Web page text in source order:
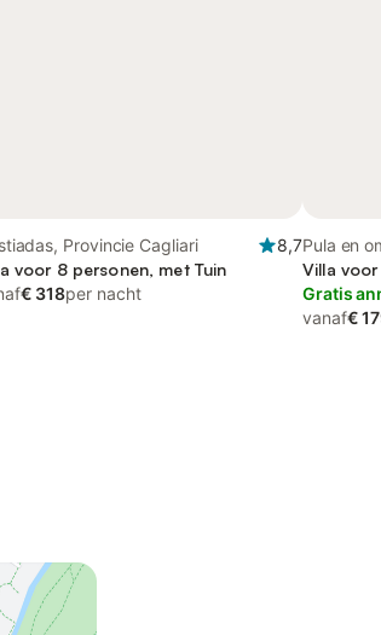
Provincie Cagliari
8,7
voor 8 personen, met Tuin
€ 318per nacht
Pula en
Cagliari
Villa
Gratis
vanaf€